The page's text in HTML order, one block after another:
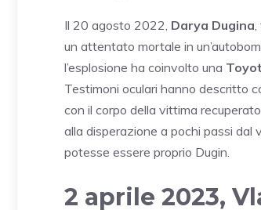
Il 20 agosto 2022, Darya Dugina,
un attentato mortale in
l’esplosione ha coinvolto una
Testimoni oculari hanno descritto
con il corpo della vittima
alla disperazione a pochi passi dal
potesse essere proprio Dugin.
2 aprile 2023,